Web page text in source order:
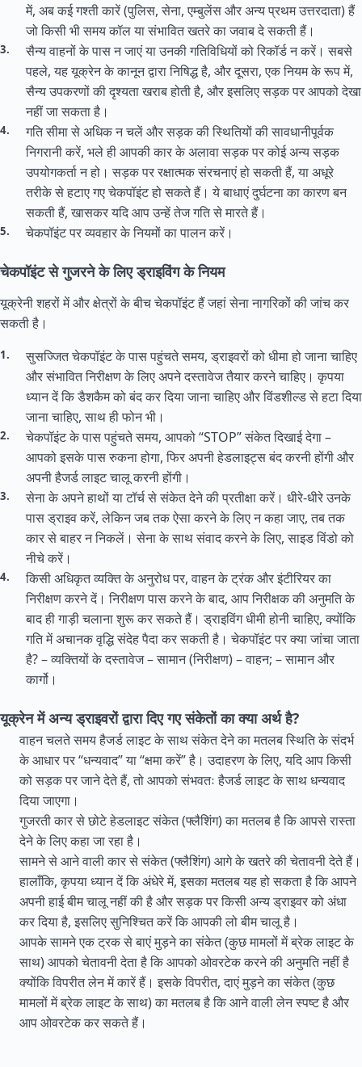
में, अब कई गश्ती कारें (पुलिस, सेना, एम्बुलेंस और अन्य प्रथम उत्तरदाता) हैं
जो किसी भी समय कॉल या संभावित खतरे का जवाब दे सकती हैं।
सैन्य वाहनों के पास न जाएं या उनकी गतिविधियों को रिकॉर्ड न करें। सबसे
पहले, यह यूक्रेन के कानून द्वारा निषिद्ध है, और दूसरा, एक नियम के रूप में,
सैन्य उपकरणों की दृश्यता खराब होती है, और इसलिए सड़क पर आपको देखा
नहीं जा सकता है।
गति सीमा से अधिक न चलें और सड़क की स्थितियों की सावधानीपूर्वक
निगरानी करें, भले ही आपकी कार के अलावा सड़क पर कोई अन्य सड़क
उपयोगकर्ता न हो। सड़क पर रक्षात्मक संरचनाएं हो सकती हैं, या अधूरे
तरीके से हटाए गए चेकपॉइंट हो सकते हैं। ये बाधाएं दुर्घटना का कारण बन
सकती हैं, खासकर यदि आप उन्हें तेज गति से मारते हैं।
चेकपॉइंट पर व्यवहार के नियमों का पालन करें।
चेकपॉइंट से गुजरने के लिए ड्राइविंग के नियम
यूक्रेनी शहरों में और क्षेत्रों के बीच चेकपॉइंट हैं जहां सेना नागरिकों की जांच कर
सकती है।
सुसज्जित चेकपॉइंट के पास पहुंचते समय, ड्राइवरों को धीमा हो जाना चाहिए
और संभावित निरीक्षण के लिए अपने दस्तावेज तैयार करने चाहिए। कृपया
ध्यान दें कि डैशकैम को बंद कर दिया जाना चाहिए और विंडशील्ड से हटा दिया
जाना चाहिए, साथ ही फोन भी।
चेकपॉइंट के पास पहुंचते समय, आपको “STOP” संकेत दिखाई देगा –
आपको इसके पास रुकना होगा, फिर अपनी हेडलाइट्स बंद करनी होंगी और
अपनी हैजर्ड लाइट चालू करनी होंगी।
सेना के अपने हाथों या टॉर्च से संकेत देने की प्रतीक्षा करें। धीरे-धीरे उनके
पास ड्राइव करें, लेकिन जब तक ऐसा करने के लिए न कहा जाए, तब तक
कार से बाहर न निकलें। सेना के साथ संवाद करने के लिए, साइड विंडो को
नीचे करें।
किसी अधिकृत व्यक्ति के अनुरोध पर, वाहन के ट्रंक और इंटीरियर का
निरीक्षण करने दें। निरीक्षण पास करने के बाद, आप निरीक्षक की अनुमति के
बाद ही गाड़ी चलाना शुरू कर सकते हैं। ड्राइविंग धीमी होनी चाहिए, क्योंकि
गति में अचानक वृद्धि संदेह पैदा कर सकती है। चेकपॉइंट पर क्या जांचा जाता
है? – व्यक्तियों के दस्तावेज – सामान (निरीक्षण) – वाहन; – सामान और
कार्गो।
यूक्रेन में अन्य ड्राइवरों द्वारा दिए गए संकेतों का क्या अर्थ है?
वाहन चलते समय हैजर्ड लाइट के साथ संकेत देने का मतलब स्थिति के संदर्भ
के आधार पर “धन्यवाद” या “क्षमा करें” है। उदाहरण के लिए, यदि आप किसी
को सड़क पर जाने देते हैं, तो आपको संभवतः हैजर्ड लाइट के साथ धन्यवाद
दिया जाएगा।
गुजरती कार से छोटे हेडलाइट संकेत (फ्लैशिंग) का मतलब है कि आपसे रास्ता
देने के लिए कहा जा रहा है।
सामने से आने वाली कार से संकेत (फ्लैशिंग) आगे के खतरे की चेतावनी देते हैं।
हालाँकि, कृपया ध्यान दें कि अंधेरे में, इसका मतलब यह हो सकता है कि आपने
अपनी हाई बीम चालू नहीं की है और सड़क पर किसी अन्य ड्राइवर को अंधा
कर दिया है, इसलिए सुनिश्चित करें कि आपकी लो बीम चालू है।
आपके सामने एक ट्रक से बाएं मुड़ने का संकेत (कुछ मामलों में ब्रेक लाइट के
साथ) आपको चेतावनी देता है कि आपको ओवरटेक करने की अनुमति नहीं है
क्योंकि विपरीत लेन में कारें हैं। इसके विपरीत, दाएं मुड़ने का संकेत (कुछ
मामलों में ब्रेक लाइट के साथ) का मतलब है कि आने वाली लेन स्पष्ट है और
आप ओवरटेक कर सकते हैं।